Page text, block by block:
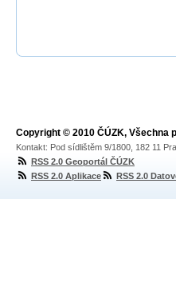
Copyright © 2010 ČÚZK, Všechna
Kontakt: Pod sídlištěm 9/1800, 182 11
RSS 2.0 Geoportál ČÚZK
RSS 2.0 Aplikace
RSS 2.0